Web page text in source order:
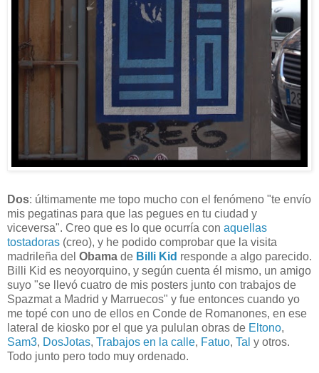
Dos: últimamente me topo mucho con el fenómeno "te envío
mis pegatinas para que las pegues en tu ciudad y
viceversa". Creo que es lo que ocurría con aquellas
tostadoras (creo), y he podido comprobar que la visita
madrileña del Obama de Billi Kid responde a algo parecido.
Billi Kid es neoyorquino, y según cuenta él mismo, un amigo
suyo "se llevó cuatro de mis posters junto con trabajos de
Spazmat a Madrid y Marruecos" y fue entonces cuando yo
me topé con uno de ellos en Conde de Romanones, en ese
lateral de kiosko por el que ya pululan obras de Eltono,
Sam3, DosJotas, Trabajos en la calle, Fatuo, Tal y otros.
Todo junto pero todo muy ordenado.